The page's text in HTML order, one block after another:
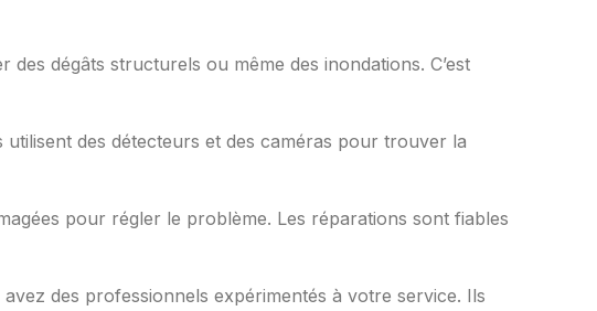
dégâts structurels ou même des inondations. C’est
des détecteurs et des caméras pour trouver la
pour régler le problème. Les réparations sont fiables
avez des professionnels expérimentés à votre service. Ils